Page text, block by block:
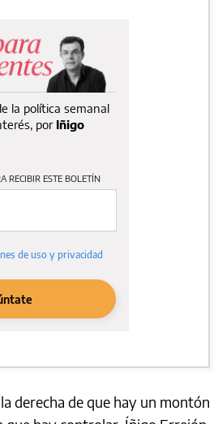
derecha de que hay un montón